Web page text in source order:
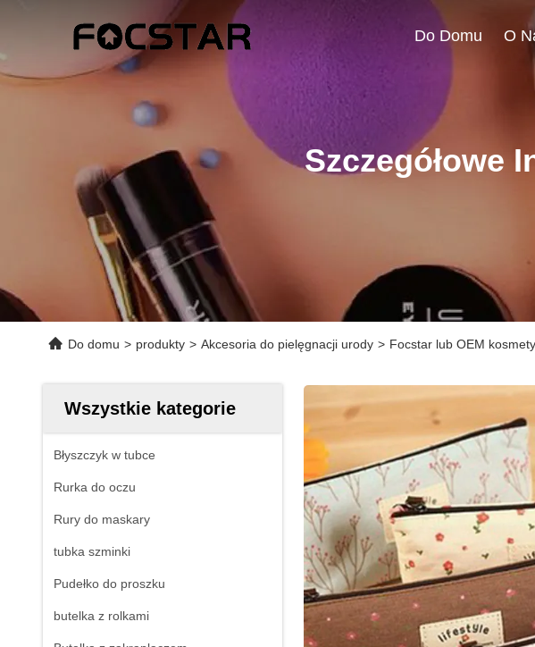
Do Domu O
Szczegółowe
Do domu > produkty > Akcesoria do pielęgnacji urody > Focstar lub OEM
Wszystkie kategorie
Błyszczyk w tubce
Rurka do oczu
Rury do maskary
tubka szminki
Pudełko do proszku
butelka z rolkami